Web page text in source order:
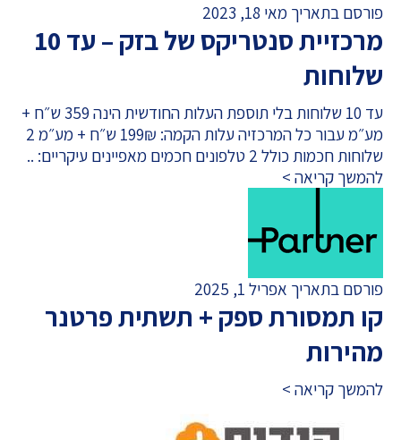
פורסם בתאריך מאי 18, 2023
מרכזיית סנטריקס של בזק – עד 10
שלוחות
עד 10 שלוחות בלי תוספת העלות החודשית הינה 359 ש״ח +
מע״מ עבור כל המרכזיה עלות הקמה: 199₪ ש״ח + מע״מ 2
שלוחות חכמות כולל 2 טלפונים חכמים מאפיינים עיקריים: ..
להמשך קריאה >
פורסם בתאריך אפריל 1, 2025
קו תמסורת ספק + תשתית פרטנר
מהירות
להמשך קריאה >